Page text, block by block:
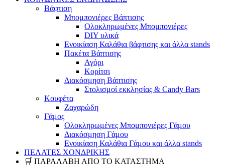
Βάφτιση
Μπομπονιέρες Βάπτισης
Ολοκληρωμένες Μπομπονιέρες
DIY υλικά
Ενοικίαση Καλάθια βάφτισης και άλλα stands
Πακέτα Βάπτισης
Αγόρι
Κορίτσι
Διακόσμηση Βάπτισης
Στολισμοί εκκλησίας & Candy Bars
Κουφέτα
Ζαχαρώδη
Γάμος
Ολοκληρωμένες Μπομπονιέρες Γάμου
Διακόσμηση Γάμου
Ενοικίαση Καλάθια Γάμου και άλλα stands
ΠΕΛΑΤΕΣ ΧΟΝΔΡΙΚΗΣ
🛒 ΠΑΡΑΛΑΒΗ ΑΠΟ ΤΟ ΚΑΤΑΣΤΗΜΑ